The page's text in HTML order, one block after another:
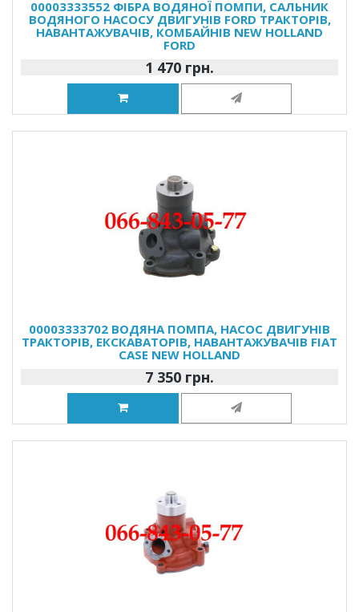
00003333552 ФІБРА ВОДЯНОЇ ПОМПИ, САЛЬНИК
ВОДЯНОГО НАСОСУ ДВИГУНІВ FORD ТРАКТОРІВ,
НАВАНТАЖУВАЧІВ, КОМБАЙНІВ NEW HOLLAND
FORD
1 470 грн.
00003333702 ВОДЯНА ПОМПА, НАСОС ДВИГУНІВ
ТРАКТОРІВ, ЕКСКАВАТОРІВ, НАВАНТАЖУВАЧІВ FIAT
CASE NEW HOLLAND
7 350 грн.